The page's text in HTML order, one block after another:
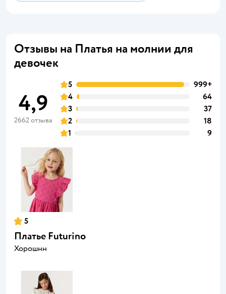
Отзывы на Платья на молнии для
девочек
4,9
2662 отзыва
5
999+
4
64
3
37
2
18
1
9
5
Платье Futurino
Хорошнн